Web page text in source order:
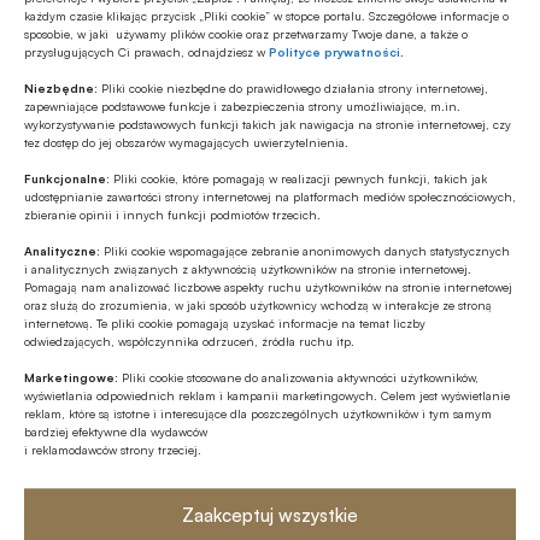
każdym czasie klikając przycisk „Pliki cookie” w stopce portalu. Szczegółowe informacje o
sposobie, w jaki używamy plików cookie oraz przetwarzamy Twoje dane, a także o
przysługujących Ci prawach, odnajdziesz wPolityce prywatności
Niezbędne: Pliki cookie niezbędne do prawidłowego działania strony internetowej,
zapewniające podstawowe funkcje i zabezpieczenia strony umożliwiające, m.in.
wykorzystywanie podstawowych funkcji takich jak nawigacja na stronie internetowej, czy
tez dostęp do jej obszarów wymagających uwierzytelnienia.
Funkcjonalne: Pliki cookie, które pomagają w realizacji pewnych funkcji, takich jak
udostępnianie zawartości strony internetowej na platformach mediów społecznościowych,
zbieranie opinii i innych funkcji podmiotów trzecich.
Analityczne: Pliki cookie wspomagające zebranie anonimowych danych statystycznych
i analitycznych związanych z aktywnością użytkowników na stronie internetowej.
Pomagają nam analizować liczbowe aspekty ruchu użytkowników na stronie internetowej
oraz służą do zrozumienia, w jaki sposób użytkownicy wchodzą w interakcje ze stroną
internetową. Te pliki cookie pomagają uzyskać informacje na temat liczby
odwiedzających, współczynnika odrzuceń, źródła ruchu itp.
Marketingowe: Pliki cookie stosowane do analizowania aktywności użytkowników,
wyświetlania odpowiednich reklam i kampanii marketingowych. Celem jest wyświetlanie
reklam, które są istotne i interesujące dla poszczególnych użytkowników i tym samym
bardziej efektywne dla wydawców
i reklamodawców strony trzeciej.
Zaakceptuj wszystkie
BGK: dwa przetargi sprzedaży
obligacji na rzecz Funduszu COVID-19 w listopadzie
Bank Gospodarstwa Krajowego planuje przeprowadzić 15 i
31 listopada przetargi sprzedaży obligacji na rzecz
Funduszu Przeciwdziałania COVID-19.
Raporty
24.10.2022 14:15
Co czwarty przedsiębiorca nie
liczy na powrót koniunktury w najbliższych latach
Im dłużej trwa wojna w Ukrainie, a inflacja się nie
zatrzymuje, tym coraz więcej mikro, małych i średnich firm
obawia się swojej przyszłości. Z Barometru EFL na IV
kwartał br. wynika, że już ponad połowa przedsiębiorców
(54%) spodziewa się pogorszenia sytuacji w najbliższych 6
miesiącach.
Gospodarka
19.10.2022 12:51
Szybko rośnie zadłużenie
przewoźników pasażerskich, wykluczenie